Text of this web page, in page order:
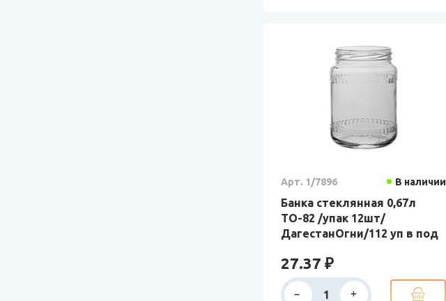
Арт. 1/7896 В наличии
Банка стеклянная 0,67л
ТО-82 /упак 12шт/
ДагестанОгни/112 уп в под
27.37 ₽